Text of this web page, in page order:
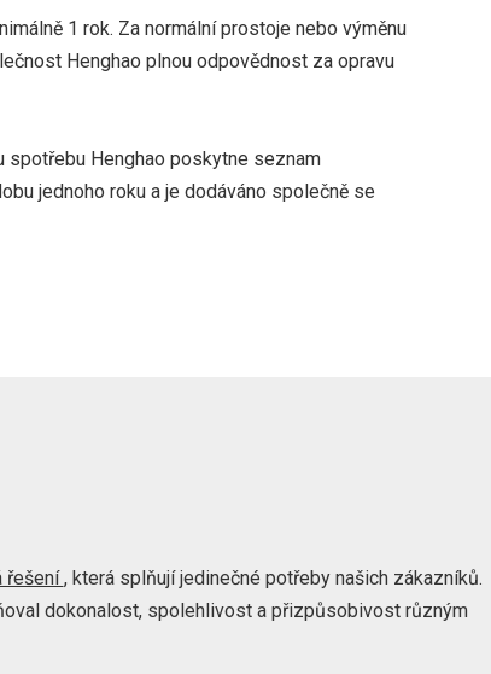
1 rok. Za normální prostoje nebo výměnu
Henghao plnou odpovědnost za opravu
Henghao poskytne seznam
jednoho roku a je dodáváno společně se
řešení, která splňují jedinečné potřeby našich zákazníků.
dokonalost, spolehlivost a přizpůsobivost různým